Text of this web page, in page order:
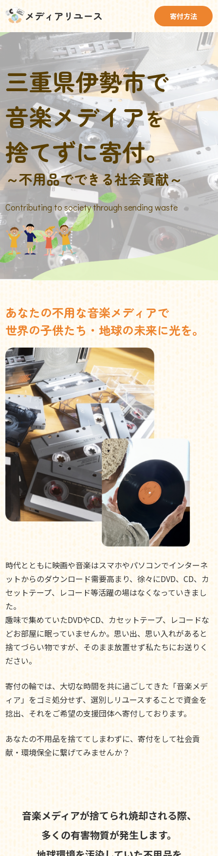
メディアリユース 寄付方法
三重県伊勢市で
音楽メデイアを
捨てずに寄付。
～不用品でできる社会貢献～
Contributing to society through sending waste
あなたの不用な音楽メディアで
世界の子供たち・地球の未来に光を。
時代とともに映画や音楽はスマホやパソコンでインターネ
ットからのダウンロード需要高まり、徐々にDVD、CD、カ
セットテープ、レコード等活躍の場はなくなっていきまし
た。
趣味で集めていたDVDやCD、カセットテープ、レコードな
どお部屋に眠っていませんか。思い出、思い入れがあると
捨てづらい物ですが、そのまま放置せず私たちにお送りく
ださい。
寄付の輪では、大切な時間を共に過ごしてきた「音楽メデ
ィア」をゴミ処分せず、選別しリユースすることで資金を
捻出、それをご希望の支援団体へ寄付しております。
あなたの不用品を捨ててしまわずに、寄付をして社会貢
献・環境保全に繋げてみませんか？
音楽メディアが捨てられ焼却される際、
多くの有害物質が発生します。